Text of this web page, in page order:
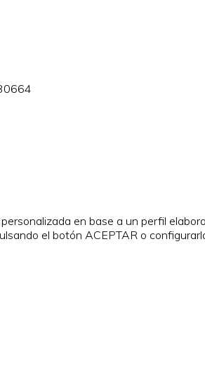
en base a un perfil
el botón ACEPTAR o